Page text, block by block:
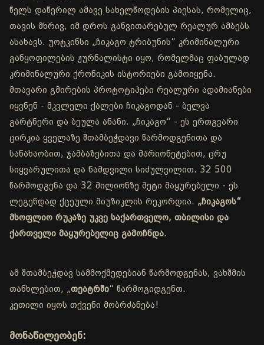
წელს დაწერილ ამავე სახელწოდების პიესას, რომელიც,
თავის მხრივ, იმ დროს განვითარებულ რეალურ ამბებს
ასახავს. უოტკინსი „ჩიკაგო ტრიბუნის“ კრიმინალური
განყოფილების ჟურნალისტი იყო, რომელმაც ფაბულად
კრიმინალური ქრონიკის ისტორიები გამოიყენა.
მთავარი გმირების პროტოტიპები რეალური ადამიანები
იყვნენ - მკვლელი ქალები ჩიკაგოდან - ბელვა
გარტნერი და ბეულა ანანი. „ჩიკაგო“ - ეს ერთგვარი
ცირკია ყველაზე შთამბეჭდავი წარმოდგენითა და
სანახაობით, ჯამბაზებითა და მარიონეტებით, ცრუ
სიყვარულითა და ნამდვილი სიძულვილით. 32 500
წარმოდგენა და 32 მილიონზე მეტი მაყურებელი - ეს
ლეგენდად ქცეული მიუზიკლის რეკორდია. „ჩიკაგოს“
მსოფლიო რუკაზე უკვე საქართველო, თბილისი და
ქართველი მაყურებელიც გამოჩნდა.
ამ შთამბეჭდავ სამმოქმედებიან წარმოდგენას, ვახშმის
თანხლებით, „თეატრში“ წარმოგიდგენთ.
კეთილი იყოს თქვენი მობრძანება!
მონაწილეობენ: